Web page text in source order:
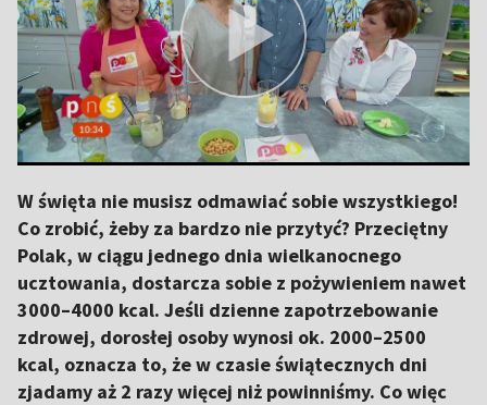
W święta nie musisz odmawiać sobie wszystkiego!
Co zrobić, żeby za bardzo nie przytyć? Przeciętny
Polak, w ciągu jednego dnia wielkanocnego
ucztowania, dostarcza sobie z pożywieniem nawet
3000–4000 kcal. Jeśli dzienne zapotrzebowanie
zdrowej, dorosłej osoby wynosi ok. 2000–2500
kcal, oznacza to, że w czasie świątecznych dni
zjadamy aż 2 razy więcej niż powinniśmy. Co więc